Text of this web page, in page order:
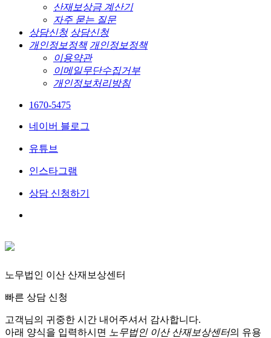
산재보상금 계산기
자주 묻는 질문
상담신청 상담신청
개인정보정책 개인정보정책
이용약관
이메일무단수집거부
개인정보처리방침
1670-5475
네이버 블로그
유튜브
인스타그램
상담 신청하기
노무법인 이산 산재보상센터
빠른 상담 신청
고객님의 귀중한 시간 내어주셔서 감사합니다.
아래 양식을 입력하시면
노무법인 이산 산재보상센터의 유용